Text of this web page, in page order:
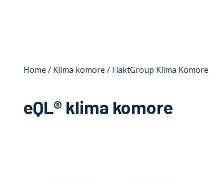
Home / Klima komore / FläktGroup Klima Komore
eQL® klima komore